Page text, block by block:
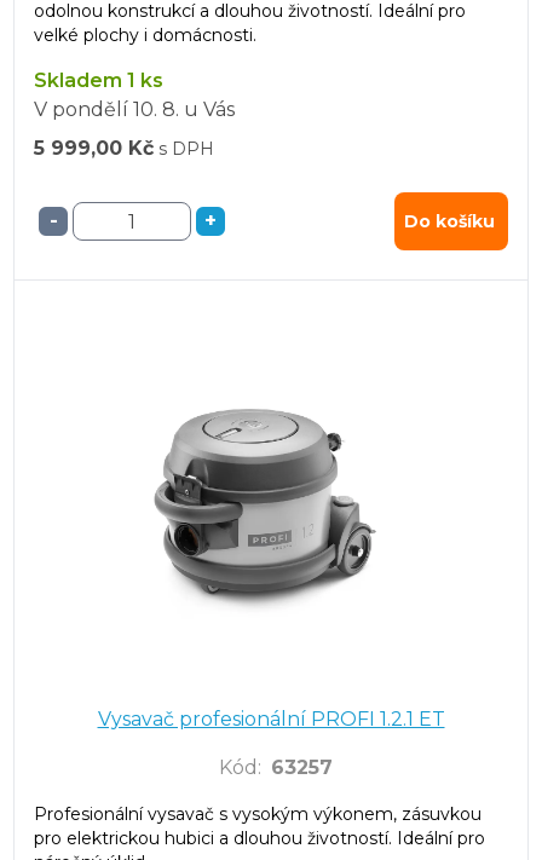
odolnou konstrukcí a dlouhou životností. Ideální pro
velké plochy i domácnosti.
Skladem 1 ks
V pondělí 10. 8. u Vás
5 999,00 Kč s DPH
- + Do košíku
Vysavač profesionální PROFI 1.2.1 ET
Kód : 63257
Profesionální vysavač s vysokým výkonem, zásuvkou
pro elektrickou hubici a dlouhou životností. Ideální pro